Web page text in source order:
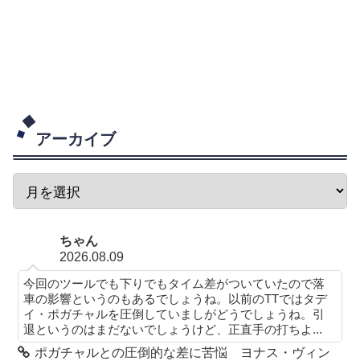
アーカイブ
ちゃん
2026.08.09
今回のツールでも下りでもタイム差がついていたので落
車の影響というのもあるでしょうね。以前のTTではタデ
イ・ポガチャルを圧倒していましがどうでしょうね。引
退というのはまだないでしょうけど、正直手の打ちよ...
ポガチャルとの圧倒的な差に苦悩 ヨナス・ヴィン